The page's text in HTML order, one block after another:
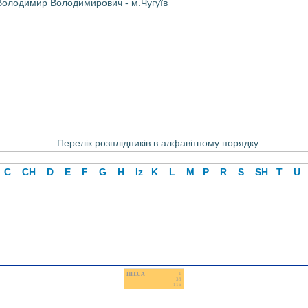
Володимирович - м.Чугуїв
Перелік розплідників в алфавітному порядку:
C CH D E F G H Iz K L M P R S SH T U
HIT.UA
1
33
116